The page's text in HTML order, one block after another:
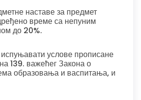
наставе за предмет
време са непуним
до 20%.
услове прописане
139. важећег Закона о
образовања и васпитања, и